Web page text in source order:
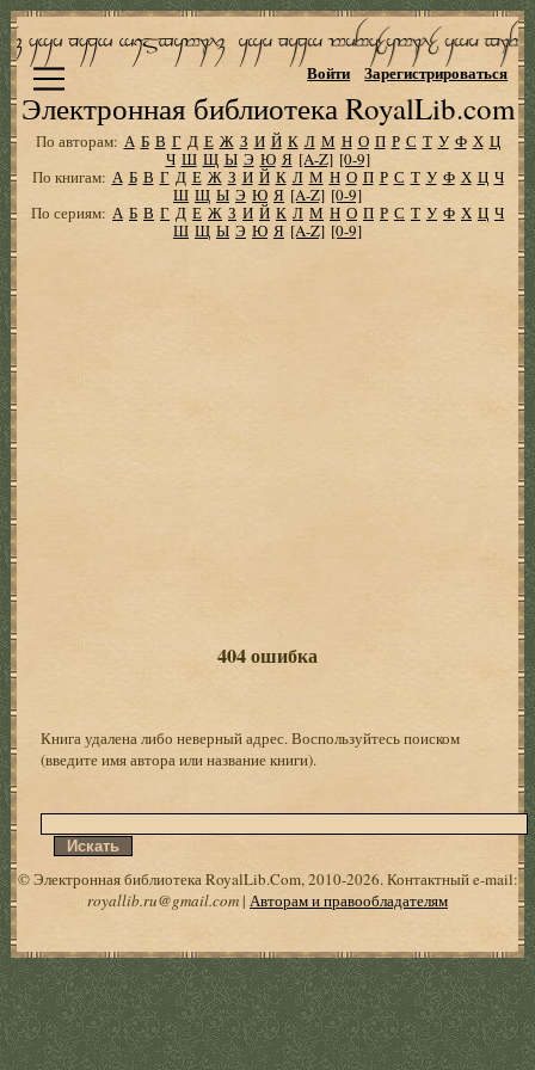
Электронная библиотека RoyalLib.com
Войти Зарегистрироваться
По авторам: А Б В Г Д Е Ж З И Й К Л М Н О П Р С Т У Ф Х Ц
Ч Ш Щ Ы Э Ю Я [A-Z] [0-9]
По книгам: А Б В Г Д Е Ж З И Й К Л М Н О П Р С Т У Ф Х Ц Ч
Ш Щ Ы Э Ю Я [A-Z] [0-9]
По сериям: А Б В Г Д Е Ж З И Й К Л М Н О П Р С Т У Ф Х Ц Ч
Ш Щ Ы Э Ю Я [A-Z] [0-9]
404 ошибка
Книга удалена либо неверный адрес. Воспользуйтесь поиском
(введите имя автора или название книги).
© Электронная библиотека RoyalLib.Com, 2010-2026. Контактный e-mail:
royallib.ru@gmail.com| Авторам и правообладателям